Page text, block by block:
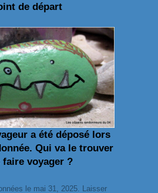
de départ
a été déposé lors
Qui va le trouver
faire voyager ?
le mai 31, 2025. Laisser